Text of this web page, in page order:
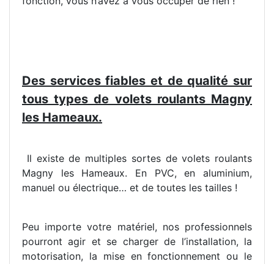
Des services fiables et de qualité sur
tous types de volets roulants Magny
les Hameaux.
Il existe de multiples sortes de volets roulants
Magny les Hameaux. En PVC, en aluminium,
manuel ou électrique… et de toutes les tailles !
Peu importe votre matériel, nos professionnels
pourront agir et se charger de l’installation, la
motorisation, la mise en fonctionnement ou le